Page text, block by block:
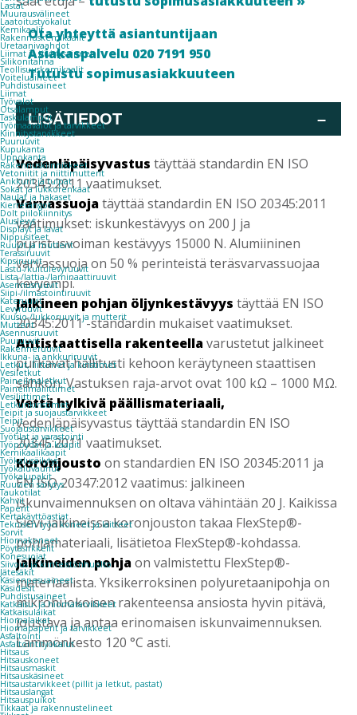
Lastat
Muurausvälineet
Laatoitustyökalut
Kemikaalit
Rakennuskemikaalit
Uretaanivaahdot
Liimat ja tiivistysaineet
Silikonitahna
Teollisuuskemikaalit
Voiteluaineet
Puhdistusaineet
Liimat
Työvalot
Otsalamput
Taskulamput
Työmaavalot ja tarvikkeet
Kiinnitys­tarvikkeet
Puuruuvit
Kupukanta
Uppokanta
Rakennuskiinnikkeet
Vetoniitit ja niittimutterit
Ankkurit ja tulpat
Sokat ja lukkorenkaat
Naulat ja hakaset
Kierretangot
Dolt piilokiinnitys
Aluslevyt
Displayt ja lavat
Nippusiteet
Ruuvit ja mutterit
Terassiruuvit
Kipsiruuvit
Lastu-/kuitulevyruuvit
Lista-/lattia-/laminaattiruuvit
Asennusruuvit
Siipi-/ilmastointiruuvit
Kateruuvit
Levyruuvit
Kuusio-/lukkoruuvit ja mutterit
Mutterit
Asennusruuvit
Puuruuvit
Rakenneruuvit
Ikkuna- ja ankkuriruuvit
Letkut, liittimet ja kiristimet
Vesiletkut
Paineilmaletkut
Paineilmaliittimet
Vesiliittimet
Letkunkiristimet
Teipit ja suojaustarvikkeet
Teipit
Suojaustarvikkeet
Työtilat ja varastointi
Työpöydät ja kaapit
Kemikaalikaapit
Työkalusäilytys
Työkaluvaunut
Työkalupakit
Ruuvien säilytys
Taukotilat
Kahvit
Paperit
Kertakäyttöastiat
Teknisen työn koneet ja laitteet
Sorvit
Hiomakoneet
Pöytäsirkkelit
Konesuojat
Siivous ja kiinteistönhuolto
Jätesäkit
Käsienpesuaineet
Käsidesit
Puhdistusaineet
Katkaisu- ja hiomatarvikkeet
Katkaisulaikat
Hiomalaikat
Hiomapaperit ja tarvikkeet
Asfaltointi
Asfaltointityökalut
Hitsaus
Hitsauskoneet
Hitsausmaskit
Hitsauskäsineet
Hitsaustarvikkeet (pillit ja letkut, pastat)
Hitsauslangat
Hitsauspuikot
Tikkaat ja rakennustelineet
Ota yhteyttä asiantuntijaan
Asiakaspalvelu 020 7191 950
Tutustu sopimusasiakkuuteen
LISÄTIEDOT –
Vedenläpäisyvastus täyttää standardin EN ISO
20345:2011 vaatimukset.
Varvassuojatäyttää standardin EN ISO 20345:2011
vaatimukset: iskunkestävyys on 200 J ja
puristusvoiman kestävyys 15000 N. Alumiininen
varvassuoja on 50 % perinteistä teräsvarvassuojaa
kevyempi.
Jalkineen pohjan öljynkestävyys täyttää EN ISO
20345:2011 -standardin mukaiset vaatimukset.
Antistaattisella rakenteellavarustetut jalkineet
purkavat hallitusti kehoon keräytyneen staattisen
sähkön. Vastuksen raja-arvot ovat 100 kΩ – 1000 MΩ.
Vettä hylkivä päällismateriaali,
vedenläpäisyvastus täyttää standardin EN ISO
20345:2011 vaatimukset.
Koronjousto on standardien EN ISO 20345:2011 ja
EN ISO 20347:2012 vaatimus: jalkineen
iskunvaimennuksen on oltava vähintään 20 J. Kaikissa
Sievi-jalkineissa koronjouston takaa FlexStep®-
pohjamateriaali, lisätietoa FlexStep®-kohdassa.
Jalkineiden pohjaon valmistettu FlexStep®-
materiaalista. Yksikerroksinen polyuretaanipohja on
mikrohuokoisen rakenteensa ansiosta hyvin pitävä,
joustava ja antaa erinomaisen iskunvaimennuksen.
Lämmönkesto 120 °C asti.